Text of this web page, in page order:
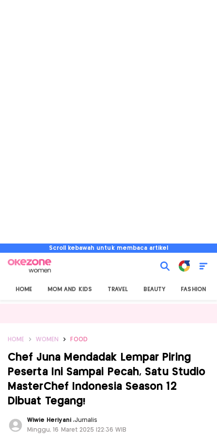
Scroll kebawah untuk membaca artikel
HOME MOM AND KIDS TRAVEL BEAUTY FASHION
HOME WOMEN FOOD
Chef Juna Mendadak Lempar Piring
Peserta Ini Sampai Pecah, Satu Studio
MasterChef Indonesia Season 12
Dibuat Tegang!
Wiwie Heriyani ,Jurnalis
Minggu, 16 Maret 2025 |22:36 WIB